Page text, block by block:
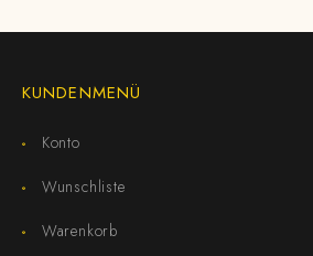
KUNDENMENÜ
Konto
Wunschliste
Warenkorb